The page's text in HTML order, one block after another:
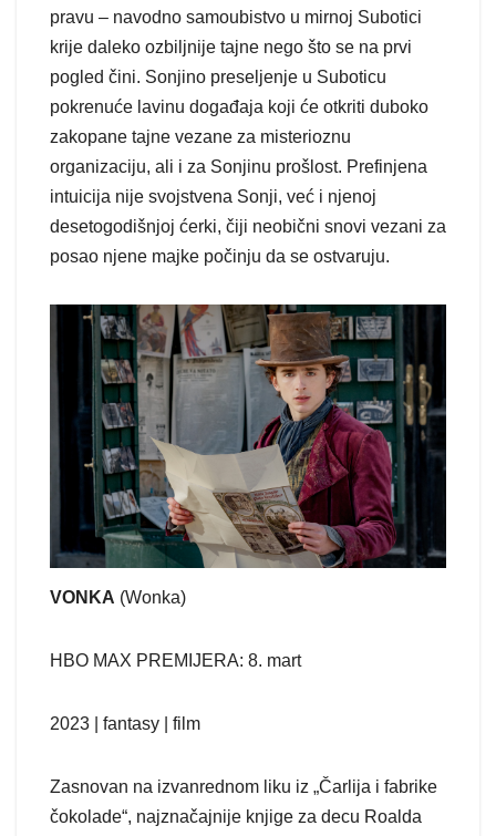
pravu – navodno samoubistvo u mirnoj Subotici
krije daleko ozbiljnije tajne nego što se na prvi
pogled čini. Sonjino preseljenje u Suboticu
pokrenuće lavinu događaja koji će otkriti duboko
zakopane tajne vezane za misterioznu
organizaciju, ali i za Sonjinu prošlost. Prefinjena
intuicija nije svojstvena Sonji, već i njenoj
desetogodišnjoj ćerki, čiji neobični snovi vezani za
posao njene majke počinju da se ostvaruju.
VONKA (Wonka)
HBO MAX PREMIJERA: 8. mart
2023 | fantasy | film
Zasnovan na izvanrednom liku iz „Čarlija i fabrike
čokolade“, najznačajnije knjige za decu Roalda